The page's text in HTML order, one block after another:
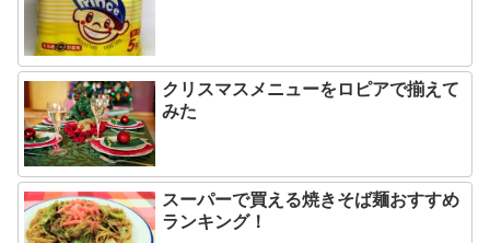
クリスマスメニューをロピアで揃えて
みた
スーパーで買える焼きそば麺おすすめ
ランキング！